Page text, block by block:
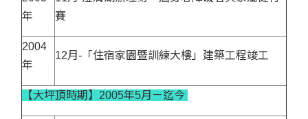
年
賽
2004
年
12月-「住宿家園暨訓練大樓」建築工程竣工
【大坪頂時期】2005年5月－迄今